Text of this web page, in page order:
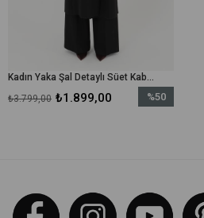
₺1.899,00
₺3.799,00
%50